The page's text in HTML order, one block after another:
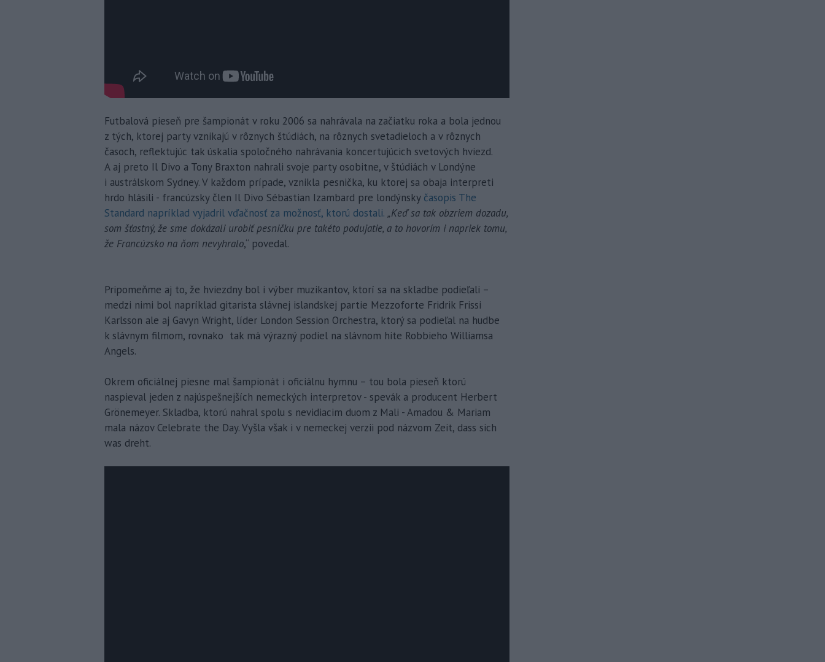
Futbalová pieseň pre šampionát v roku 2006 sa nahrávala na začiatku roka a bola jednou
z tých, ktorej party vznikajú v rôznych štúdiách, na rôznych svetadieloch a v rôznych
časoch, reflektujúc tak úskalia spoločného nahrávania koncertujúcich svetových hviezd.
A aj preto Il Divo a Tony Braxton nahrali svoje party osobitne, v štúdiách v Londýne
i austrálskom Sydney. V každom prípade, vznikla pesnička, ku ktorej sa obaja interpreti
hrdo hlásili - francúzsky člen Il Divo Sébastian Izambard pre londýnsky časopis The
Standard napríklad vyjadril vďačnosť za možnosť, ktorú dostali. „Keď sa tak obzriem dozadu,
som šťastný, že sme dokázali urobiť pesničku pre takéto podujatie, a to hovorím i napriek tomu,
že Francúzsko na ňom nevyhralo,“ povedal.
Pripomeňme aj to, že hviezdny bol i výber muzikantov, ktorí sa na skladbe podieľali –
medzi nimi bol napríklad gitarista slávnej islandskej partie Mezzoforte Fridrik Frissi
Karlsson ale aj Gavyn Wright, líder London Session Orchestra, ktorý sa podieľal na hudbe
k slávnym filmom, rovnako tak má výrazný podiel na slávnom hite Robbieho Williamsa
Angels.
Okrem oficiálnej piesne mal šampionát i oficiálnu hymnu – tou bola pieseň ktorú
naspieval jeden z najúspešnejších nemeckých interpretov - spevák a producent Herbert
Grönemeyer. Skladba, ktorú nahral spolu s nevidiacim duom z Mali - Amadou & Mariam
mala názov Celebrate the Day. Vyšla však i v nemeckej verzii pod názvom Zeit, dass sich
was dreht.